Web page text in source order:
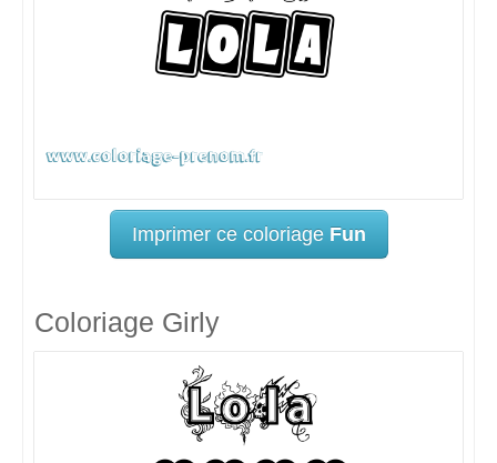
Imprimer ce coloriage Fun
Coloriage Girly